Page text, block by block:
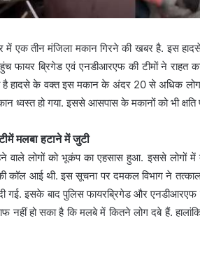
में एक तीन मंजिला मकान गिरने की खबर है. इस
फायर ब्रिगेड एवं एनडीआरएफ की टीमों ने राहत
है हादसे के वक्त इस मकान के अंदर 20 से अधिक
ध्वस्त हो गया. इससे आसपास के मकानों को भी क्षति
मलबा हटाने में जुटी
वाले लोगों को भूकंप का एहसास हुआ. इससे लोगों में
कॉल आई थी. इस सूचना पर दमकल विभाग ने तत्काल
गई. इसके बाद पुलिस फायरब्रिगेड और एनडीआरएफ
नहीं हो सका है कि मलबे में कितने लोग दबे हैं.